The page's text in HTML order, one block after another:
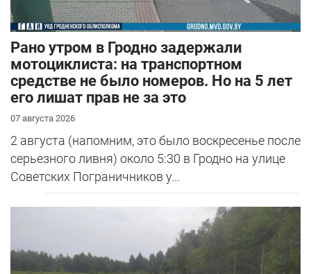
Рано утром в Гродно задержали
мотоциклиста: на транспортном
средстве не было номеров. Но на 5 лет
его лишат прав не за это
07 августа 2026
2 августа (напомним, это было воскресенье после
серьезного ливня) около 5:30 в Гродно на улице
Советских Пограничников у...